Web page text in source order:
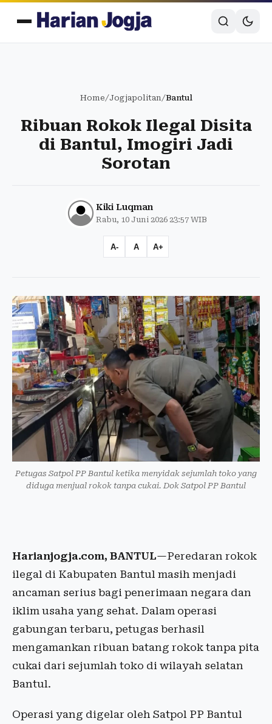
Home/Jogjapolitan/Bantul
Ribuan Rokok Ilegal Disita
di Bantul, Imogiri Jadi
Sorotan
Kiki Luqman
Rabu, 10 Juni 2026 23:57 WIB
A- A A+
Petugas Satpol PP Bantul ketika menyidak sejumlah toko yang
diduga menjual rokok tanpa cukai. Dok Satpol PP Bantul
Harianjogja.com, BANTUL—Peredaran rokok
ilegal di Kabupaten Bantul masih menjadi
ancaman serius bagi penerimaan negara dan
iklim usaha yang sehat. Dalam operasi
gabungan terbaru, petugas berhasil
mengamankan ribuan batang rokok tanpa pita
cukai dari sejumlah toko di wilayah selatan
Bantul.
Operasi yang digelar oleh Satpol PP Bantul